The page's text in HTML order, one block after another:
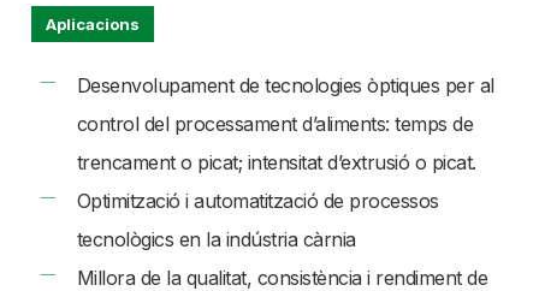
Aplicacions
Desenvolupament de tecnologies òptiques per al
control del processament d’aliments: temps de
trencament o picat; intensitat d’extrusió o picat.
Optimització i automatització de processos
tecnològics en la indústria càrnia
Millora de la qualitat, consistència i rendiment de